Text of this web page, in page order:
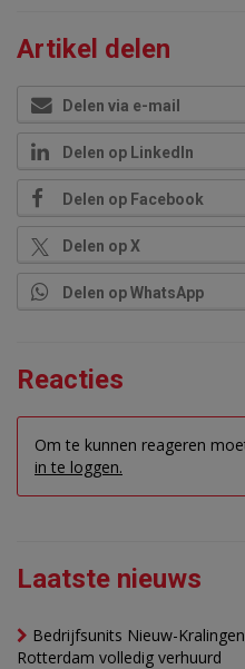
Artikel delen
Delen via e-mail
Delen op LinkedIn
Delen op Facebook
Delen op X
Delen op WhatsApp
Reacties
Om te kunnen reageren
in te loggen.
Laatste nieuws
Bedrijfsunits Nieuw-
Rotterdam volledig verhuurd